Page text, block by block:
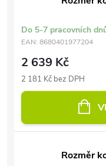
Do 5-7 pracovních
EAN: 8680401977204
2 639 Kč
2 181 Kč bez DPH
Rozměr